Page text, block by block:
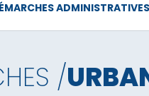
ADMINISTRATIVES
/